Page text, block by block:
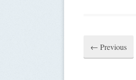
Post
← Previous